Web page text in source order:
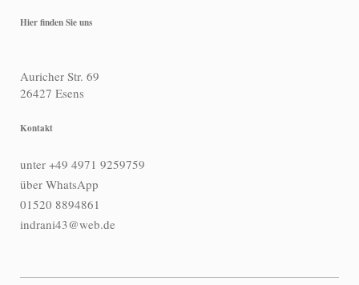
Hier finden Sie uns
Auricher Str. 69
26427 Esens
Kontakt
unter +49 4971 9259759
über WhatsApp
01520 8894861
indrani43@web.de